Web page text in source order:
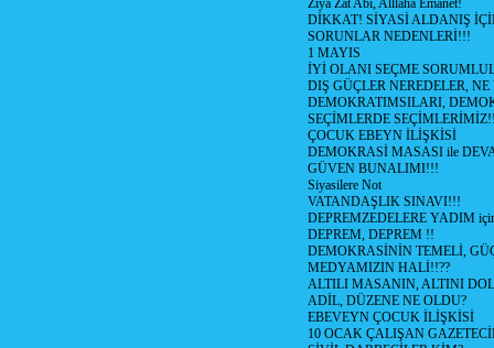
Ziya Zat Abi, Alllaha Emanet!
DİKKAT! SİYASİ ALDANIŞ
SORUNLAR NEDENLERİ!!!
1 MAYIS
İYİ OLANI SEÇME
DIŞ GÜÇLER NEREDELER,
DEMOKRATIMSILARI,
SEÇİMLERDE
ÇOCUK EBEYN İLİŞKİSİ
DEMOKRASİ MASASI ile
GÜVEN BUNALIMI!!!
Siyasilere Not
VATANDAŞLIK SINAVI!!!
DEPREMZEDELERE YADIM
DEPREM, DEPREM !!
DEMOKRASİNİN TEMELİ,
MEDYAMIZIN HALİ!!??
ALTILI MASANIN, ALTINI
ADİL, DÜZENE NE OLDU?
EBEVEYN ÇOCUK İLİŞKİSİ
10 OCAK ÇALIŞAN